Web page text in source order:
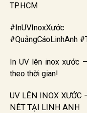
TP.HCM
#InUVInoxXước
#QuảngCáoLinhAnh
In UV lên inox xước
theo thời gian!
UV LÊN INOX XƯỚC
NÉT TẠI LINH ANH